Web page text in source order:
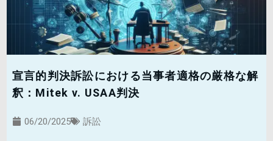
宣言的判決訴訟における当事者適格の厳格な解
釈：Mitek v. USAA判決
06/20/2025 訴訟